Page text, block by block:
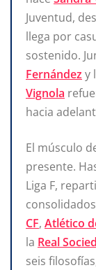
Juventud,
llega por
sostenido.
Fernández y
Vignola
hacia
El músculo
presente.
Liga F,
CF, Atlético
la Real
seis